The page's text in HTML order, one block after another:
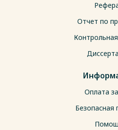
Отчет по
Оплата
Безопасная